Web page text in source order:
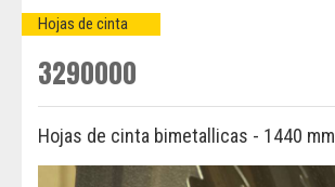
Hojas de cinta
3290000
Hojas de cinta bimetallicas - 1440 mm